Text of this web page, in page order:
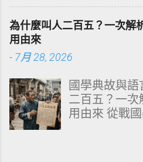
何泛黃，首先
織構造。牙齒
（Enamel，
質（Dentin，
理學核心觀念
就不是純白色
出來。當琺
康髮質。 💡
天天洗頭，頭
數人的頭皮問
了」。當你
一秒就把濃
上時，你已經
過嚴密的邏
為什麼叫人二百五？一次解
用由來
- 7月 28, 2026
國學典故與
二百五？一
用由來 從戰
常用語。一